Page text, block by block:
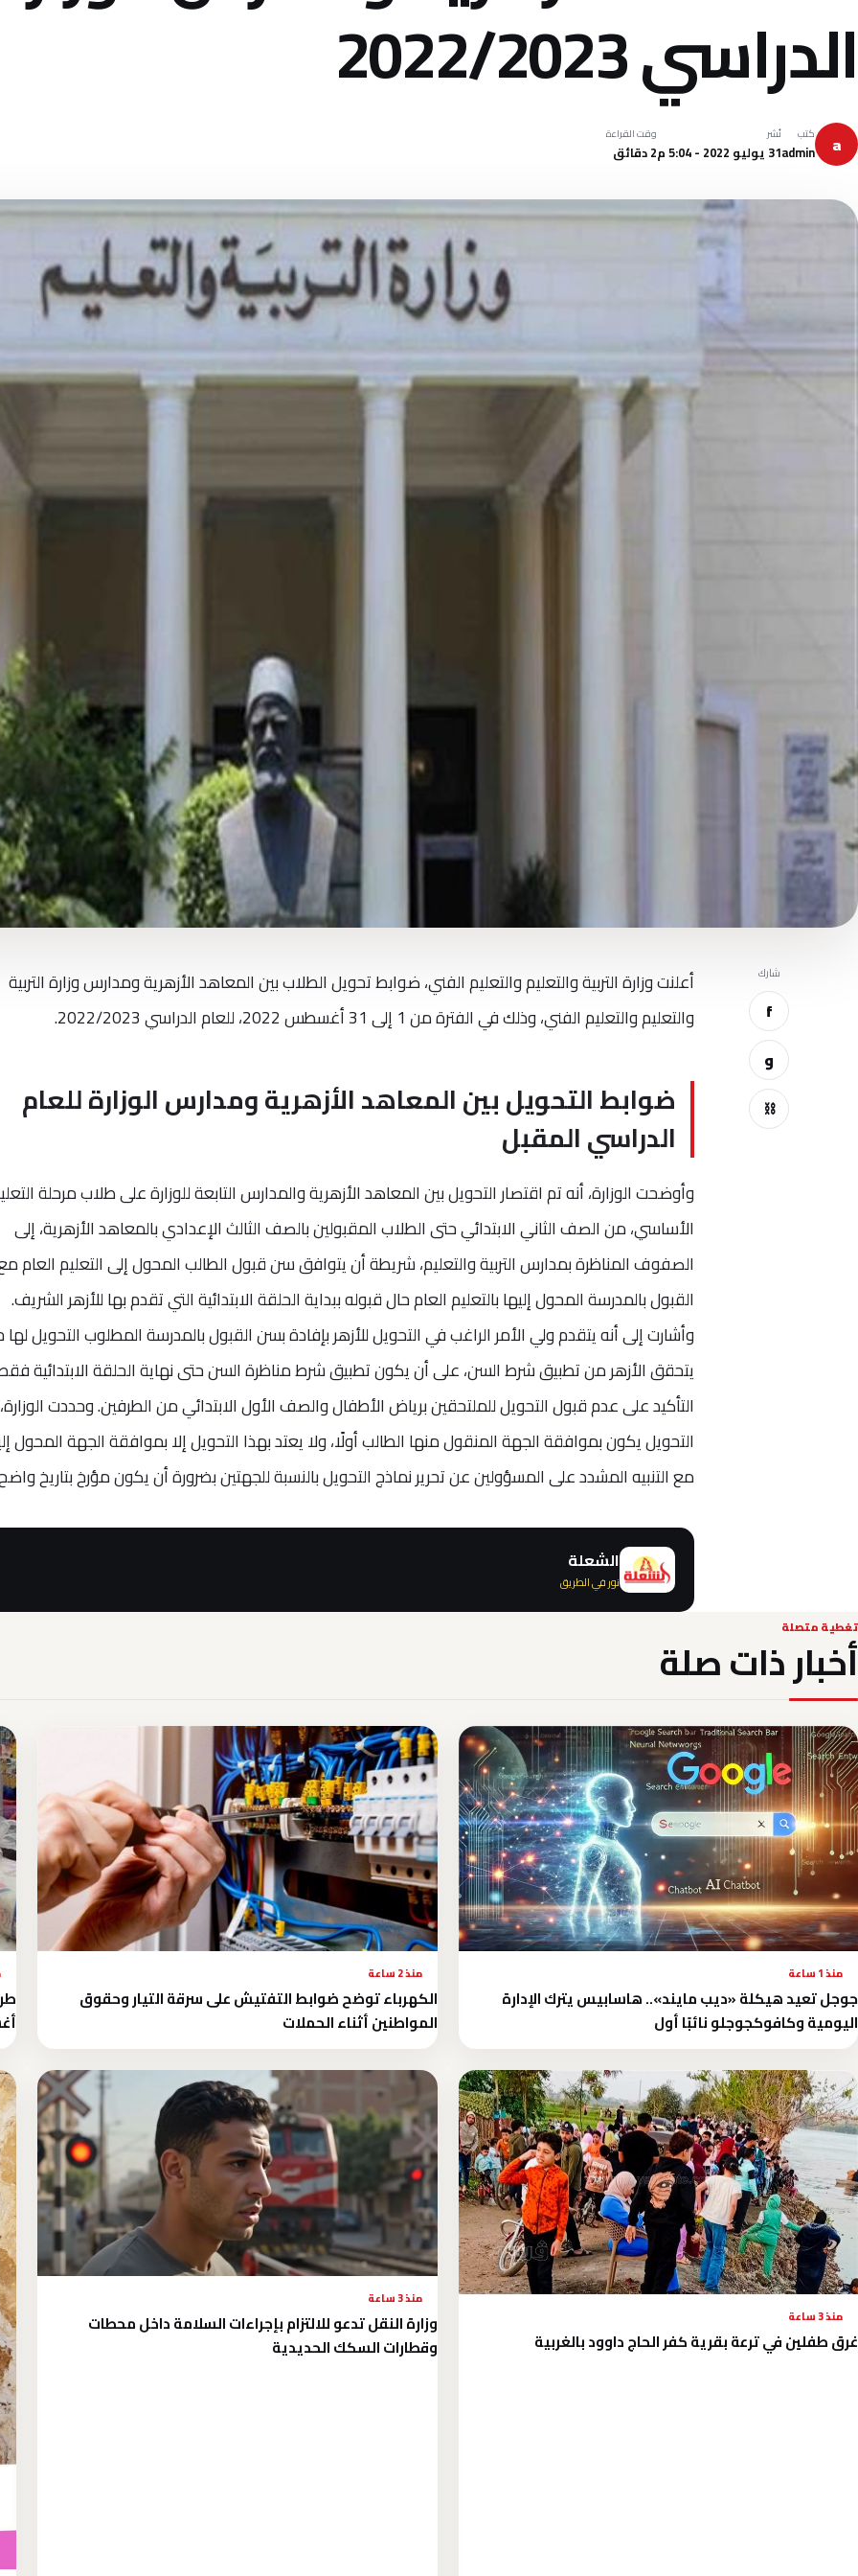
الدراسي 2022/2023
a كتب
admin
نُشر
31 يوليو 2022 - 5:04 م
وقت القراءة
2 دقائق
شارك
f
و
⛓
أعلنت وزارة التربية والتعليم والتعليم الفني، ضوابط تحويل الطلاب بين المعاهد الأزهرية ومدارس وزارة التربية
والتعليم والتعليم الفني، وذلك في الفترة من 1 إلى 31 أغسطس 2022، للعام الدراسي 2022/2023.
ضوابط التحويل بين المعاهد الأزهرية ومدارس الوزارة للعام
الدراسي المقبل
وأوضحت الوزارة، أنه تم اقتصار التحويل بين المعاهد الأزهرية والمدارس التابعة للوزارة على طلاب مرحلة
الأساسي، من الصف الثاني الابتدائي حتى الطلاب المقبولين بالصف الثالث الإعدادي بالمعاهد الأزهرية، إلى
الصفوف المناظرة بمدارس التربية والتعليم، شريطة أن يتوافق سن قبول الطالب المحول إلى التعليم العام
القبول بالمدرسة المحول إليها بالتعليم العام حال قبوله ببداية الحلقة الابتدائية التي تقدم بها للأزهر الشريف.
وأشارت إلى أنه يتقدم ولي الأمر الراغب في التحويل للأزهر بإفادة بسن القبول بالمدرسة المطلوب التحويل
يتحقق الأزهر من تطبيق شرط السن، على أن يكون تطبيق شرط مناظرة السن حتى نهاية الحلقة الابتدائية
التأكيد على عدم قبول التحويل للملتحقين برياض الأطفال والصف الأول الابتدائي من الطرفين. وحددت
التحويل يكون بموافقة الجهة المنقول منها الطالب أولًا، ولا يعتد بهذا التحويل إلا بموافقة الجهة المحول
مع التنبيه المشدد على المسؤولين عن تحرير نماذج التحويل بالنسبة للجهتين بضرورة أن يكون مؤرخ بتاريخ
الشعلة
نور في الطريق
تغطية متصلة
أخبار ذات صلة
منذ 1 ساعة
جوجل تعيد هيكلة «ديب مايند».. هاسابيس يترك الإدارة
اليومية وكافوكجوجلو نائبًا أول
منذ 2 ساعة
الكهرباء توضح ضوابط التفتيش على سرقة التيار وحقوق
المواطنين أثناء الحملات
منذ 3 ساعة
غرق طفلين في ترعة بقرية كفر الحاج داوود بالغربية
منذ 3 ساعة
وزارة النقل تدعو للالتزام بإجراءات السلامة داخل محطات
وقطارات السكك الحديدية